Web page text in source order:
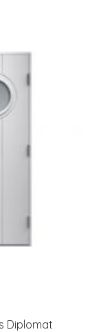
Diplomat